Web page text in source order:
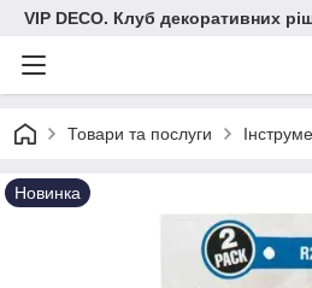
VIP DECO. Клуб декоративних
Товари та послуги
Новинка